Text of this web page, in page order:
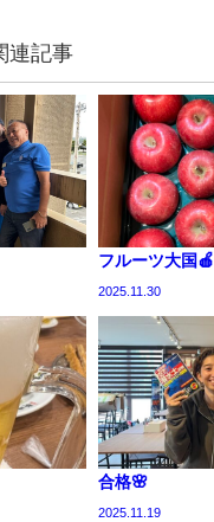
連記事
フルーツ大国🍎
2025.11.30
合格🌸
2025.11.19